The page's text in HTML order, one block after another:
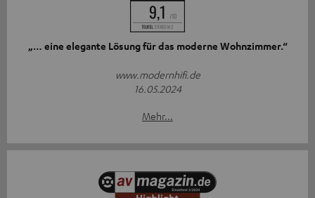
„… eine elegante Lösung für das moderne Wohnzimmer.“
www.modernhifi.de
16.05.2024
Mehr...